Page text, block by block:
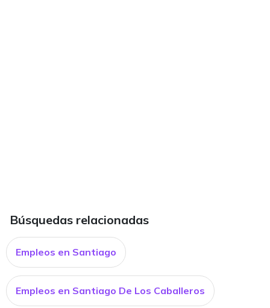
Búsquedas relacionadas
Empleos en Santiago
Empleos en Santiago De Los Caballeros